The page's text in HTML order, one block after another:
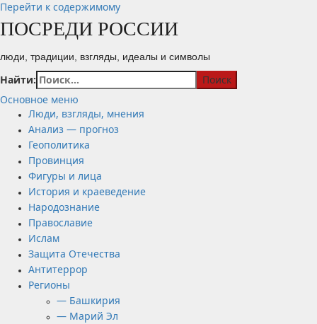
Перейти к содержимому
ПОСРЕДИ РОССИИ
люди, традиции, взгляды, идеалы и символы
Найти:
Основное меню
Люди, взгляды, мнения
Анализ — прогноз
Геополитика
Провинция
Фигуры и лица
История и краеведение
Народознание
Православие
Ислам
Защита Отечества
Антитеррор
Регионы
— Башкирия
— Марий Эл